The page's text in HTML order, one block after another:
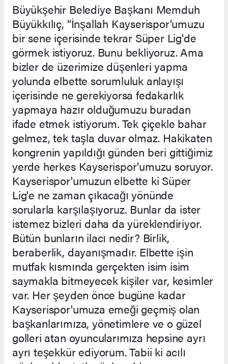
Büyükşehir Belediye Başkanı Memduh
Büyükkılıç, “İnşallah Kayserispor'umuzu
bir sene içerisinde tekrar Süper Lig'de
görmek istiyoruz. Bunu bekliyoruz. Ama
bizler de üzerimize düşenleri yapma
yolunda elbette sorumluluk anlayışı
içerisinde ne gerekiyorsa fedakarlık
yapmaya hazır olduğumuzu buradan
ifade etmek istiyorum. Tek çiçekle bahar
gelmez, tek taşla duvar olmaz. Hakikaten
kongrenin yapıldığı günden beri gittiğimiz
yerde herkes Kayserispor'umuzu soruyor.
Kayserispor'umuzun elbette ki Süper
Lig'e ne zaman çıkacağı yönünde
sorularla karşılaşıyoruz. Bunlar da ister
istemez bizleri daha da yüreklendiriyor.
Bütün bunların ilacı nedir? Birlik,
beraberlik, dayanışmadır. Elbette işin
mutfak kısmında gerçekten isim isim
saymakla bitmeyecek kişiler var, kesimler
var. Her şeyden önce bugüne kadar
Kayserispor'umuza emeği geçmiş olan
başkanlarımıza, yönetimlere ve o güzel
golleri atan oyuncularımıza hepsine ayrı
ayrı teşekkür ediyorum. Tabii ki acılı